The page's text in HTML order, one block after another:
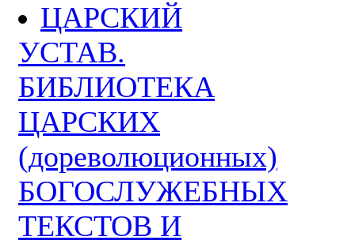
ЦАРСКИЙ
УСТАВ.
БИБЛИОТЕКА
ЦАРСКИХ
(дореволюционных)
БОГОСЛУЖЕБНЫХ
ТЕКСТОВ И